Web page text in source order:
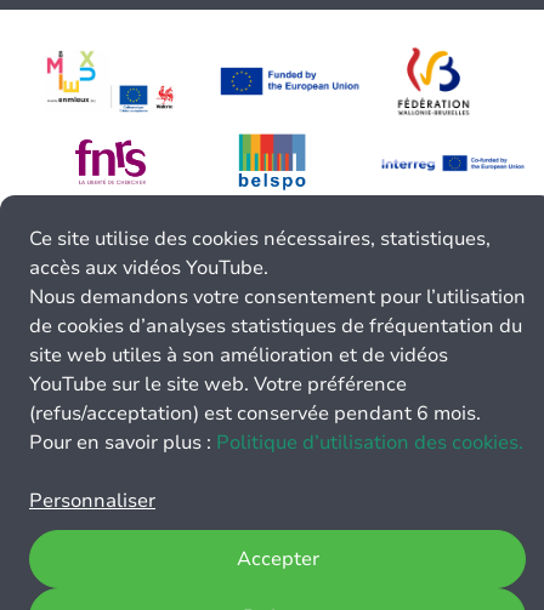
Ce site utilise des cookies nécessaires, statistiques,
accès aux vidéos YouTube.
Nous demandons votre consentement pour l’utilisation
de cookies d’analyses statistiques de fréquentation du
site web utiles à son amélioration et de vidéos
YouTube sur le site web. Votre préférence
(refus/acceptation) est conservée pendant 6 mois.
Pour en savoir plus : Politique d’utilisation des cookies.
Personnaliser
Accepter